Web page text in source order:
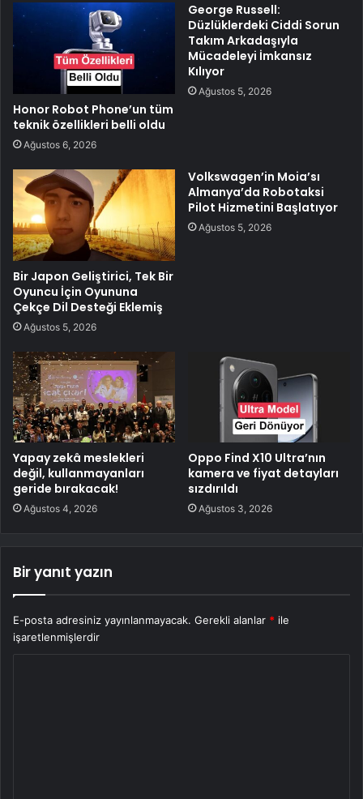
Honor Robot Phone’un tüm
teknik özellikleri belli oldu
Ağustos 6, 2026
George Russell:
Düzlüklerdeki Ciddi Sorun
Takım Arkadaşıyla
Mücadeleyi İmkansız
Kılıyor
Ağustos 5, 2026
Bir Japon Geliştirici, Tek Bir
Oyuncu İçin Oyununa
Çekçe Dil Desteği Eklemiş
Ağustos 5, 2026
Volkswagen’in Moia’sı
Almanya’da Robotaksi
Pilot Hizmetini Başlatıyor
Ağustos 5, 2026
Yapay zekâ meslekleri
değil, kullanmayanları
geride bırakacak!
Ağustos 4, 2026
Oppo Find X10 Ultra’nın
kamera ve fiyat detayları
sızdırıldı
Ağustos 3, 2026
Bir yanıt yazın
E-posta adresiniz yayınlanmayacak. Gerekli alanlar * ile
işaretlenmişlerdir